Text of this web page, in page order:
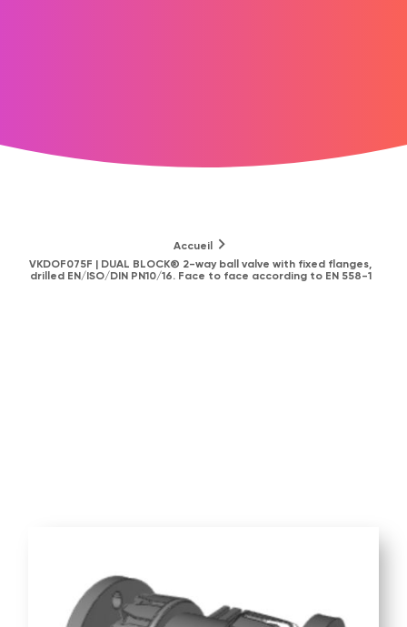
Accueil
VKDOF075F | DUAL BLOCK® 2-way ball valve with fixed flanges,
drilled EN/ISO/DIN PN10/16. Face to face according to EN 558-1